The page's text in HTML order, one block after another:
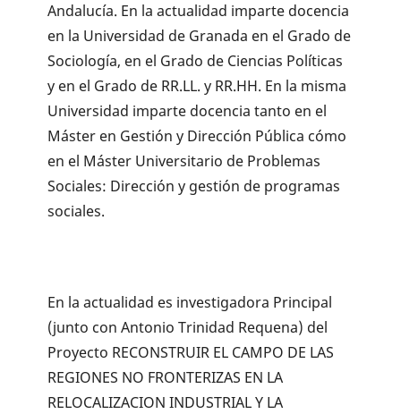
Andalucía. En la actualidad imparte docencia
en la Universidad de Granada en el Grado de
Sociología, en el Grado de Ciencias Políticas
y en el Grado de RR.LL. y RR.HH. En la misma
Universidad imparte docencia tanto en el
Máster en Gestión y Dirección Pública cómo
en el Máster Universitario de Problemas
Sociales: Dirección y gestión de programas
sociales.
En la actualidad es investigadora Principal
(junto con Antonio Trinidad Requena) del
Proyecto RECONSTRUIR EL CAMPO DE LAS
REGIONES NO FRONTERIZAS EN LA
RELOCALIZACION INDUSTRIAL Y LA